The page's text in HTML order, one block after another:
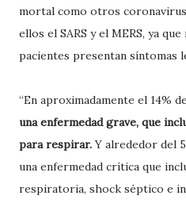
mortal como otros
ellos el SARS y el MERS, ya
pacientes presentan síntomas
“En aproximadamente el 14%
una enfermedad grave, que
para respirar.Y alrededor del
una enfermedad crítica que
respiratoria, shock séptico e